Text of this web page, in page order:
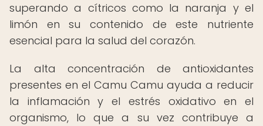
superando a cítricos como la naranja y el
limón en su contenido de este nutriente
esencial para la salud del corazón.
La alta concentración de antioxidantes
presentes en el Camu Camu ayuda a reducir
la inflamación y el estrés oxidativo en el
organismo, lo que a su vez contribuye a